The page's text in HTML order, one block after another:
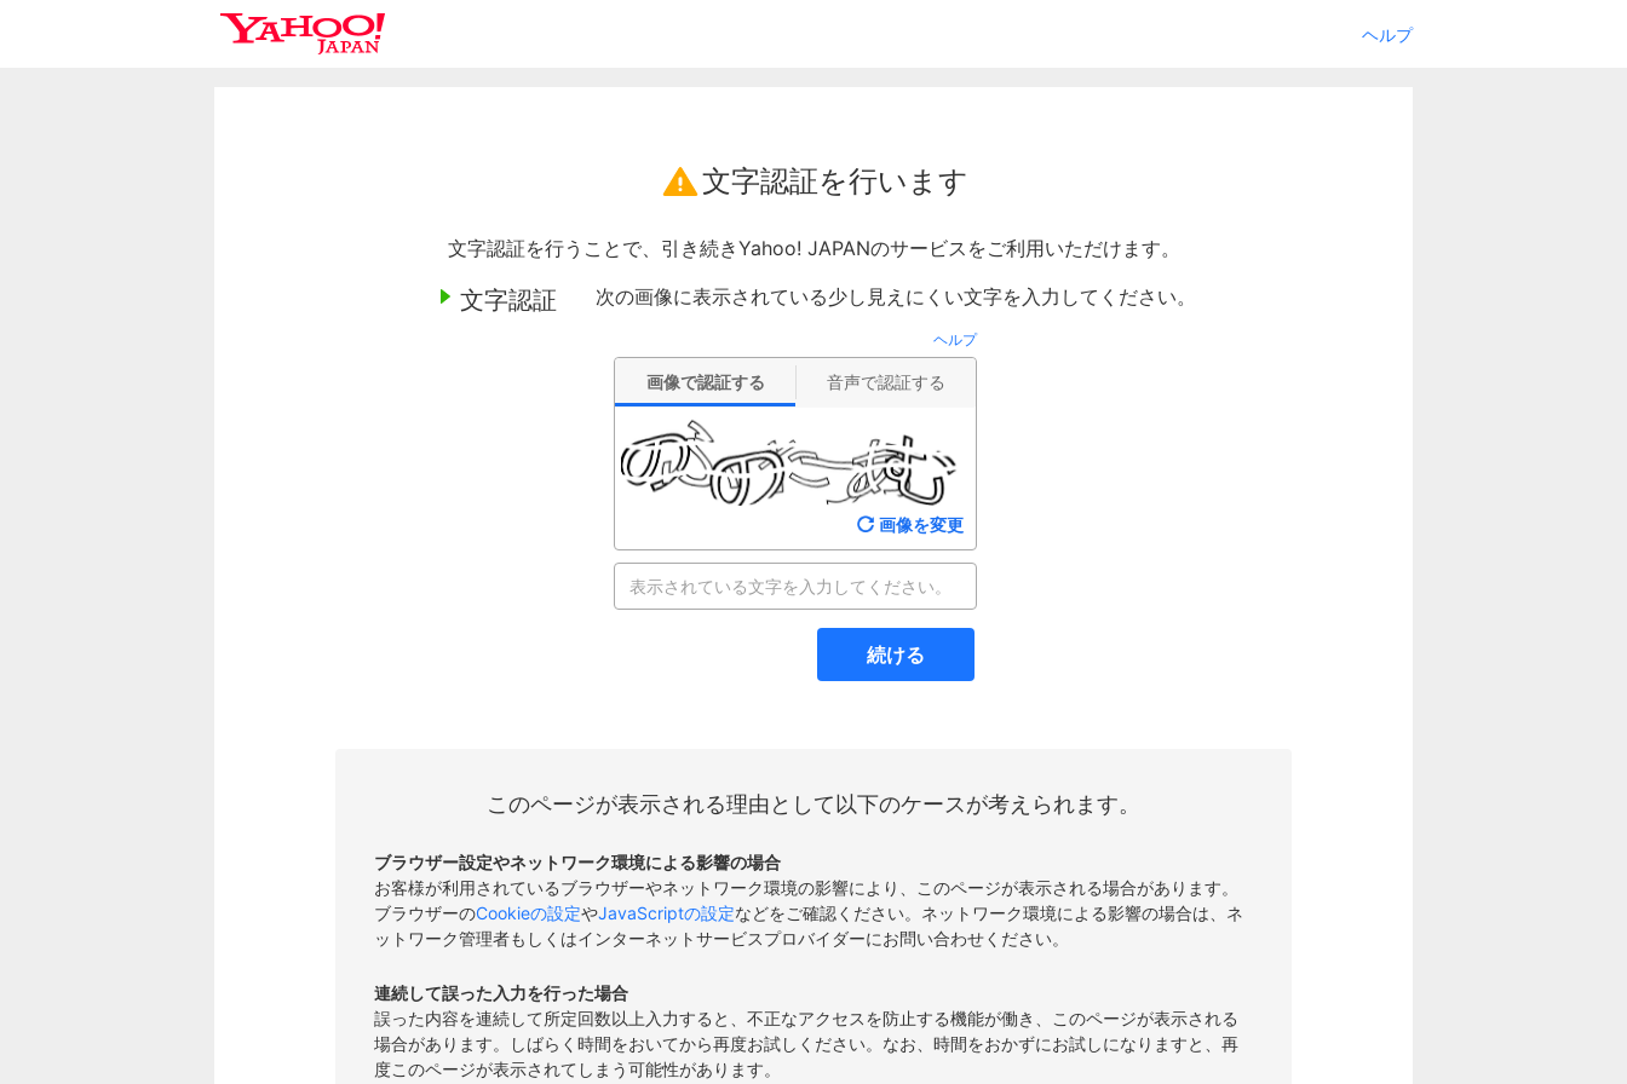
ヘルプ
文字認証を行います
文字認証を行うことで、引き続きYahoo! JAPANのサービスをご利用いただけます。
文字認証 次の画像に表示されている少し見えにくい文字を入力してください。
ヘルプ
画像で認証する 音声で認証する
画像を変更
続ける
このページが表示される理由として以下のケースが考えられます。
ブラウザー設定やネットワーク環境による影響の場合
お客様が利用されているブラウザーやネットワーク環境の影響により、このページが表示される場合があります。
ブラウザーのCookieの設定やJavaScriptの設定などをご確認ください。ネットワーク環境による影響の場合は、ネ
ットワーク管理者もしくはインターネットサービスプロバイダーにお問い合わせください。
連続して誤った入力を行った場合
誤った内容を連続して所定回数以上入力すると、不正なアクセスを防止する機能が働き、このページが表示される
場合があります。しばらく時間をおいてから再度お試しください。なお、時間をおかずにお試しになりますと、再
度このページが表示されてしまう可能性があります。